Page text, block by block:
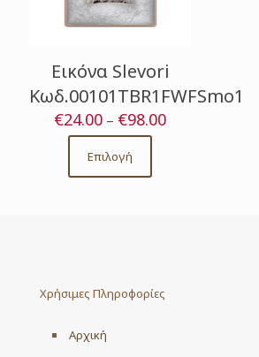
Εικόνα Slevori
Κωδ.00101TBR1FWFSmo1
€24.00 – €98.00Price
Επιλογή
This
product
be
on
Χρήσιμες Πληροφορίες
Αρχική